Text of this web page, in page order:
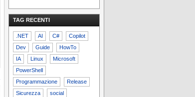
TAG RECENTI
.NET AI C#
Copilot
Dev
Guide
HowTo
IA
Linux
Microsoft
PowerShell
Programmazione
Release
Sicurezza
social